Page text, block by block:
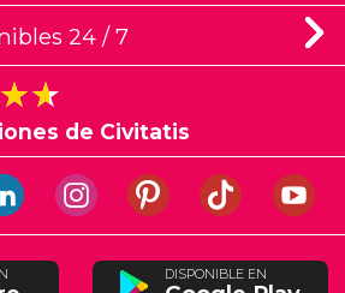
24 / 7
de Civitatis
DISPONIBLE EN